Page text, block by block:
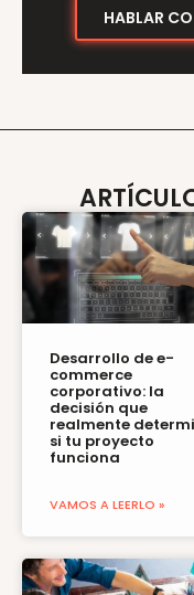
HABLAR
Desarrollo de e-
commerce
corporativo: la
decisión que
realmente
si tu proyecto
funciona
VAMOS A LEERLO »